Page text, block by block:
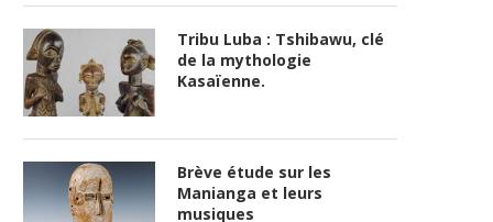
Tribu Luba : Tshibawu, clé
de la mythologie
Kasaïenne.
Brève étude sur les
Manianga et leurs
musiques